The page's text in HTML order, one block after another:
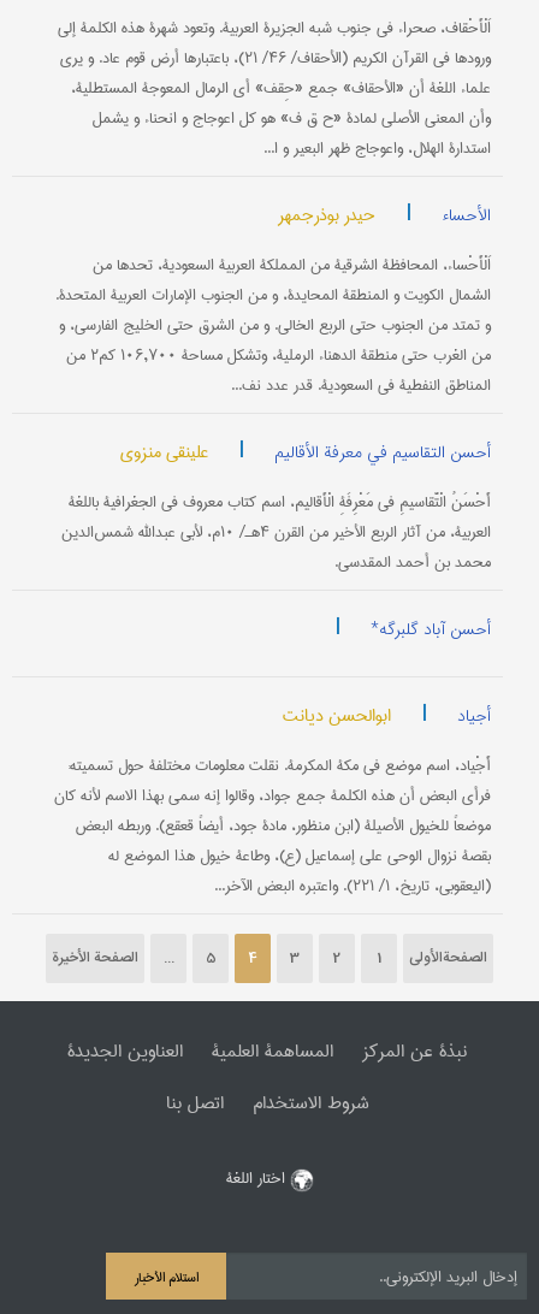
اَلْأَحْقاف، صحراء في جنوب شبه الجزیرة العربیة. وتعود شهرة هذه الکلمة إلی
ورودها في القرآن الکریم (الأحقاف/ ۴۶/ ۲۱)، باعتبارها أرض قوم عاد. و یری
علماء اللغة أن «الأحقاف» جمع «حِقف» أي الرمال المعوجة المستطلیة،
وأن المعنی الأصلي لمادة «ح ق ف» هو کل اعوجاج و انحناء و یشمل
استدارة الهلال، واعوجاج ظهر البعیر و ا...
الأحساء | حیدر بوذرجمهر
اَلْأَحْساء، المحافظة الشرقیة من المملکة العربیة السعودیة، تحدها من
الشمال الکویت و المنطقة المحایدة، و من الجنوب الإمارات العربیة المتحدة.
و تمتد من الجنوب حتی الربع الخالي. و من الشرق حتی الخلیج الفارسي، و
من الغرب حتی منطقة الدهناء الرملیة، وتشکل مساحة ۱۰۶,۷۰۰ کم۲ من
المناطق النفطیة في السعودیة. قدر عدد نف...
أحسن التقاسیم في معرفة الأقالیم | علینقی منزوی
أَحْسَنُ الْتَّقاسیمِ في مَعْرِفَةِ الْأَقالیم، اسم کتاب معروف في الجغرافیة باللغة
العربیة، من آثار الربع الأخیر من القرن ۴هـ/ ۱۰م، لأبي عبدالله شمس‌الدین
محمد بن أحمد المقدسي.
أحسن آباد گلبرگه* |
أجیاد | ابوالحسن دیانت
أَجْیاد، اسم موضع في مکة المکرمة. نقلت معلومات مختلفة حول تسمیته:
فرأی البعض أن هذه الکلمة جمع جواد، وقالوا إنه سمي بهذا الاسم لأنه کان
موضعاً للخیول الأصیلة (ابن منظور، مادة جود، أیضاً قعقع). وربطه البعض
بقصة نزوال الوحي علی إسماعیل (ع)، وطاعة خیول هذا الموضع له
(الیعقوبي، تاریخ، ۱/ ۲۲۱). واعتبره البعض الآخر...
الصفحةالأولی 1
2
3
4
5
... الصفحة الأخیرة
نبذة عن المرکز المساهمة العلمیة
العناوین الجدیدة
شروط الاستخدام
اتصل بنا
اختار اللغة
استلام الأخبار